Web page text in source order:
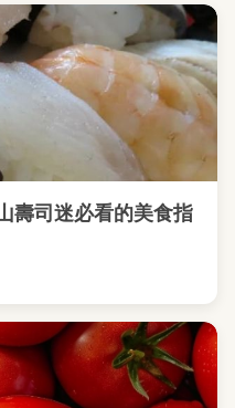
壽司迷必看的美食指